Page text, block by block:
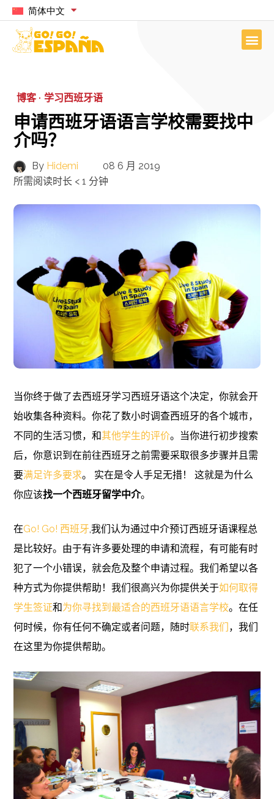
简体中文
博客 · 学习西班牙语
申请西班牙语语言学校需要找中
介吗？
By Hidemi
08 6 月 2019
所需阅读时长 < 1 分钟
当你终于做了去西班牙学习西班牙语这个决定，你就会开
始收集各种资料。你花了数小时调查西班牙的各个城市，
不同的生活习惯，和其他学生的评价。当你进行初步搜索
后，你意识到在前往西班牙之前需要采取很多步骤并且需
要满足许多要求。 实在是令人手足无措！ 这就是为什么
你应该找一个西班牙留学中介。
在Go! Go! 西班牙,我们认为通过中介预订西班牙语课程总
是比较好。由于有许多要处理的申请和流程，有可能有时
犯了一个小错误，就会危及整个申请过程。我们希望以各
种方式为你提供帮助！我们很高兴为你提供关于如何取得
学生签证和为你寻找到最适合的西班牙语语言学校。在任
何时候，你有任何不确定或者问题，随时联系我们 ，我们
在这里为你提供帮助。